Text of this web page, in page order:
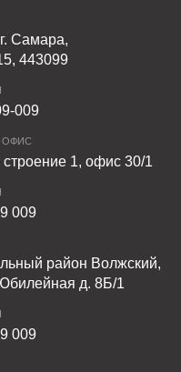
Самара,
443099
009
ОФИС
1, офис 30/1
009
район Волжский,
д. 8Б/1
009